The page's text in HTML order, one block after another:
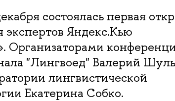
состоялась первая
экспертов Яндекс.Кью
"Лингвоед" Валерий
лингвистической
Екатерина Собко.